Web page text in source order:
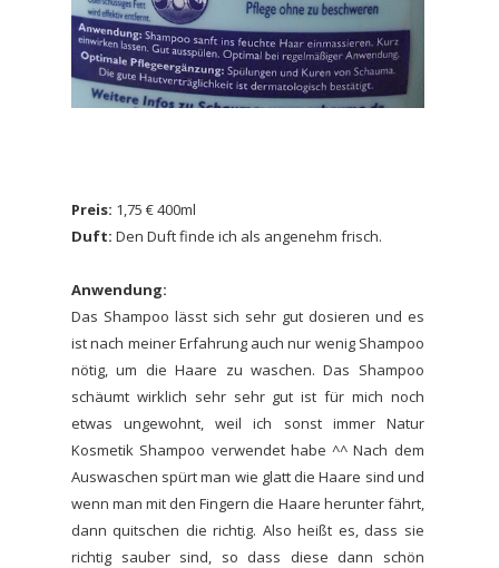
Preis: 1,75 € 400ml
Duft: Den Duft finde ich als angenehm frisch.
Anwendung:
Das Shampoo lässt sich sehr gut dosieren und es
ist nach meiner Erfahrung auch nur wenig Shampoo
nötig, um die Haare zu waschen. Das Shampoo
schäumt wirklich sehr sehr gut ist für mich noch
etwas ungewohnt, weil ich sonst immer Natur
Kosmetik Shampoo verwendet habe ^^ Nach dem
Auswaschen spürt man wie glatt die Haare sind und
wenn man mit den Fingern die Haare herunter fährt,
dann quitschen die richtig. Also heißt es, dass sie
richtig sauber sind, so dass diese dann schön